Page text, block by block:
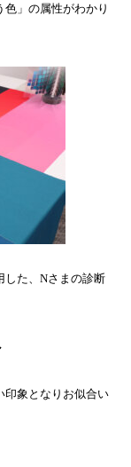
」の属性がわかり
した、Nさまの診断
象となりお似合い